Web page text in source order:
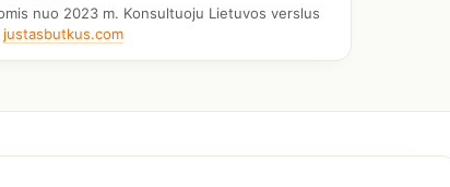
nuo 2023 m. Konsultuoju Lietuvos verslus
justasbutkus.com